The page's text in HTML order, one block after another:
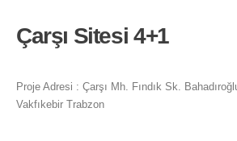
Çarşı Sitesi 4+1
Proje Adresi : Çarşı Mh. Fındık Sk.
Vakfıkebir Trabzon